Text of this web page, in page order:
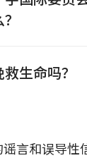
生命吗？
言和误导性